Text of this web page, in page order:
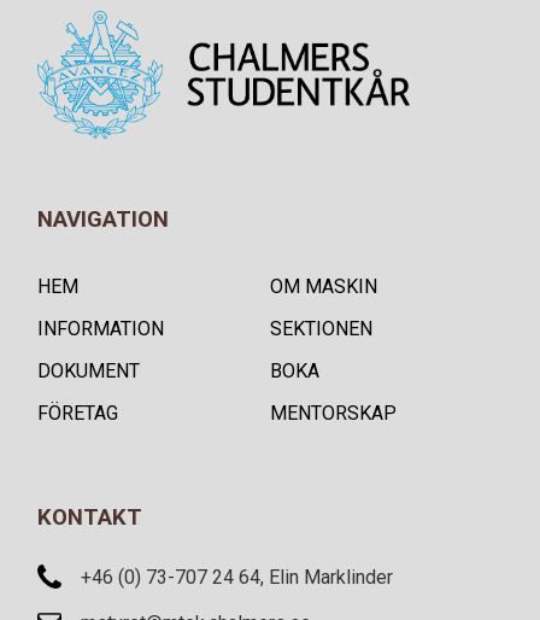
NAVIGATION
HEM
OM MASKIN
INFORMATION
SEKTIONEN
DOKUMENT
BOKA
FÖRETAG
MENTORSKAP
KONTAKT
+46 (0) 73-707 24 64, Elin Marklinder